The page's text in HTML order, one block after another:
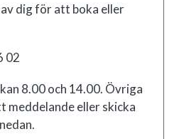
dig för att boka eller
02
8.00 och 14.00. Övriga
meddelande eller skicka